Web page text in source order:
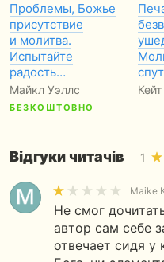
Проблемы, Божье
присутствие
и молитва.
Испытайте
радость…
Майкл Уэллс
БЕЗКОШТОВНО
Відгуки читачів 1
Maike
Не смог
автор сам себе
отвечает сидя у